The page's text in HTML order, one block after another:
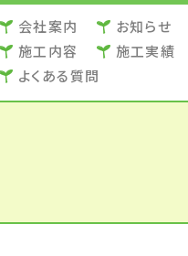
会社案内 お知らせ
施⼯内容
施⼯実績
よくある質問